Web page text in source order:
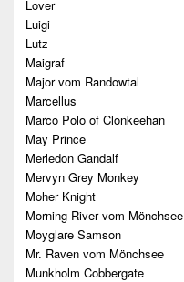
Lover
Luigi
Lutz
Maigraf
Major vom Randowtal
Marcellus
Marco Polo of Clonkeehan
May Prince
Merledon Gandalf
Mervyn Grey Monkey
Moher Knight
Morning River vom Mönchsee
Moyglare Samson
Mr. Raven vom Mönchsee
Munkholm Cobbergate